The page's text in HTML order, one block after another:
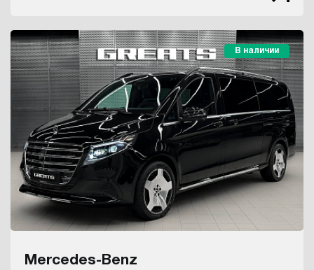
В наличии
Mercedes-Benz